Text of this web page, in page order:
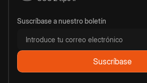
Suscríbase a nuestro boletín